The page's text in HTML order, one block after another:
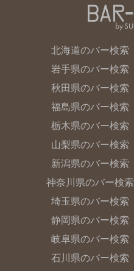
北海道のバー検索
岩手県のバー検索
秋田県のバー検索
福島県のバー検索
栃木県のバー検索
山梨県のバー検索
新潟県のバー検索
神奈川県のバー検索
埼玉県のバー検索
静岡県のバー検索
岐阜県のバー検索
石川県のバー検索